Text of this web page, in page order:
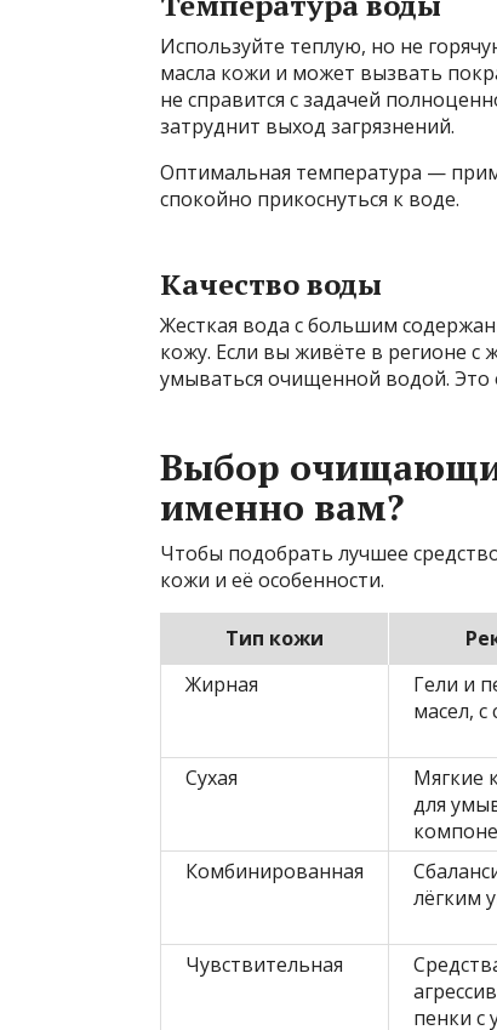
Используйте теплую, но не
масла кожи и может вызвать
не справится с задачей
затруднит выход загрязнений.
Оптимальная температура —
спокойно прикоснуться к воде.
Качество воды
Жесткая вода с большим
кожу. Если вы живёте в регионе
умываться очищенной водой. Это
Выбор
именно вам?
Чтобы подобрать лучшее
кожи и её особенности.
Тип кожи
Жирная
Гели и
масел,
Сухая
Мягкие
для
Комбинированная
лёгким
Чувствительная
пенки